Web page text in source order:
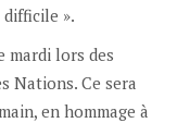
».
mardi lors des
Nations. Ce sera
en hommage à